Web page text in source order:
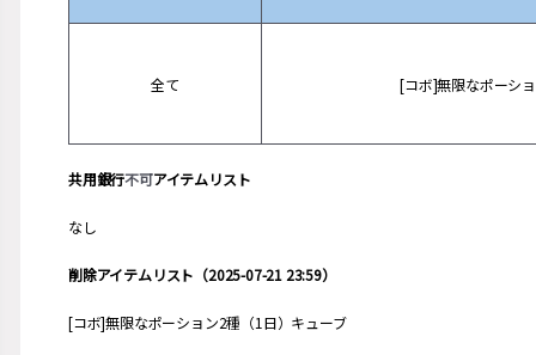
全て [コボ]無限なポーシ
共用銀行不可アイテムリスト
なし
削除アイテムリスト（2025-07-21 23:59）
[コボ]無限なポーション2種（1日）キューブ